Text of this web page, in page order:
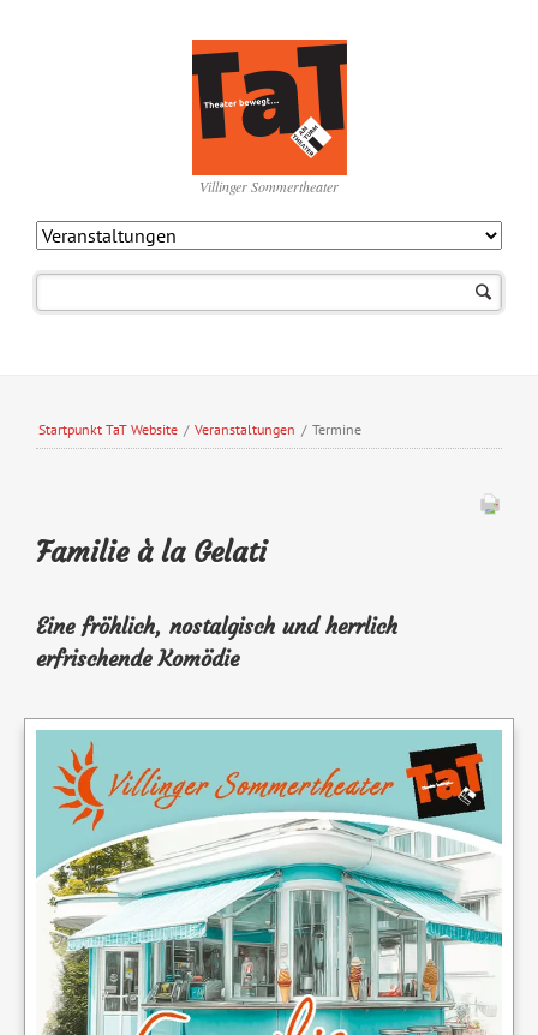
Villinger Sommertheater
Startpunkt TaT Website / Veranstaltungen / Termine
Familie à la Gelati
Eine fröhlich, nostalgisch und herrlich
erfrischende Komödie